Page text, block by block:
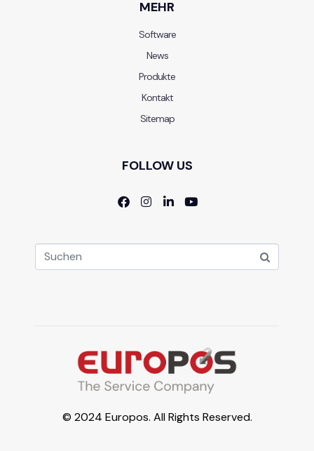
MEHR
Software
News
Produkte
Kontakt
Sitemap
FOLLOW US
© 2024 Europos. All Rights Reserved.